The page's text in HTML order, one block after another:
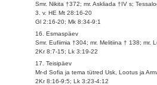
Smr. Nikita †372; mr. Askliada †IV s;
3. v. HE Mt 28:16-20
Gl 2:16-20; Mk 8:34-9:1
16. Esmaspäev
Smr. Eufiimia †304; mr. Melitiina † 138; mr.
2Kr 8:7-15; Lk 3:19-22
17. Teisipäev
Mr-d Sofia ja tema tütred Usk, Lootus ja
2Kr 8:16-9:5; Lk 3:23-4:12